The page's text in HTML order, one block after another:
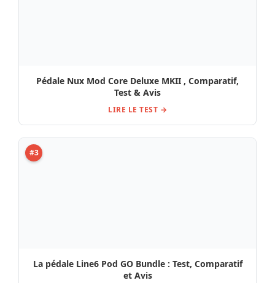
Pédale Nux Mod Core Deluxe MKII , Comparatif,
Test & Avis
LIRE LE TEST →
#3
La pédale Line6 Pod GO Bundle : Test, Comparatif
et Avis